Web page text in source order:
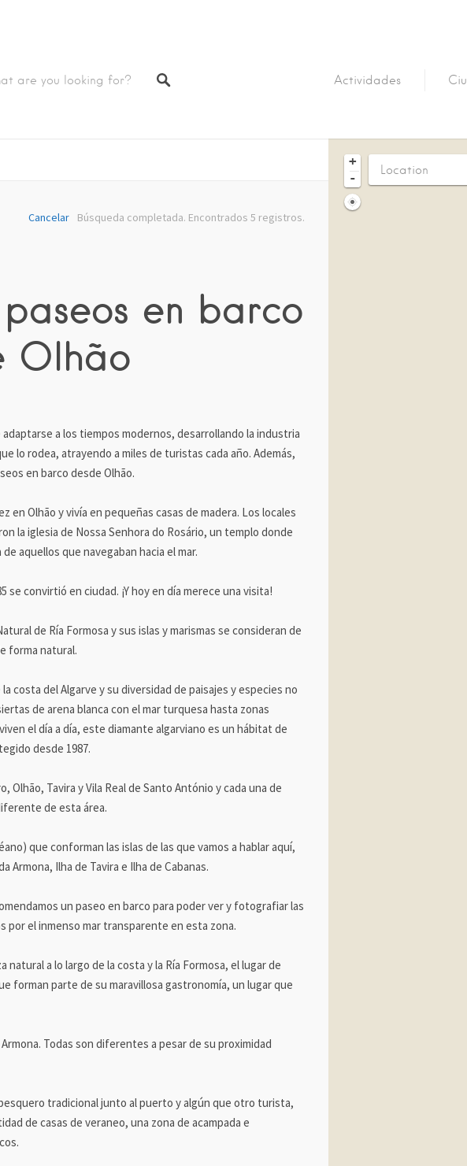
Actividades
Búsqueda completada. Encontrados 5 registros.
Cancelar
en barco
Olhão
a los tiempos modernos, desarrollando la industria
lo rodea, atrayendo a miles de turistas cada año. Además,
en barco desde Olhão.
en Olhão y vivía en pequeñas casas de madera. Los locales
la iglesia de Nossa Senhora do Rosário, un templo donde
aquellos que navegaban hacia el mar.
se convirtió en ciudad. ¡Y hoy en día merece una visita!
de Ría Formosa y sus islas y marismas se consideran de
forma natural.
costa del Algarve y su diversidad de paisajes y especies no
de arena blanca con el mar turquesa hasta zonas
el día a día, este diamante algarviano es un hábitat de
desde 1987.
Olhão, Tavira y Vila Real de Santo António y cada una de
de esta área.
que conforman las islas de las que vamos a hablar aquí,
Armona, Ilha de Tavira e Ilha de Cabanas.
un paseo en barco para poder ver y fotografiar las
el inmenso mar transparente en esta zona.
natural a lo largo de la costa y la Ría Formosa, el lugar de
forman parte de su maravillosa gastronomía, un lugar que
Todas son diferentes a pesar de su proximidad
tradicional junto al puerto y algún que otro turista,
de casas de veraneo, una zona de acampada e
+
-